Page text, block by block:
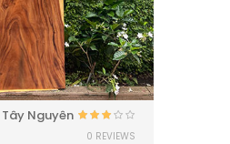
Tây Nguyên
Được
0 REVIEWS